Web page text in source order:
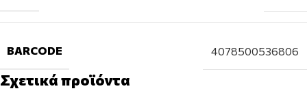
BARCODE 4078500536806
Σχετικά προϊόντα